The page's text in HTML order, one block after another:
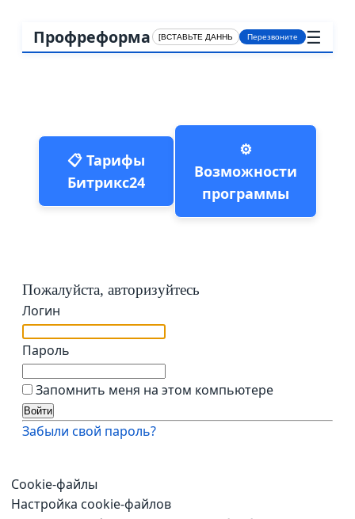
Профреформа ☰
Перезвоните
📋 Тарифы
Битрикс24
⚙️
Возможности
программы
Пожалуйста, авторизуйтесь
Логин
Пароль
Запомнить меня на этом компьютере
Забыли свой пароль?
Cookie-файлы
Настройка cookie-файлов